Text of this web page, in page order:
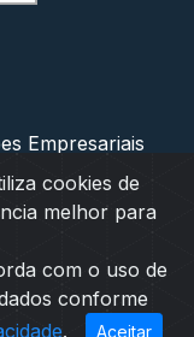
cookies de
melhor para
com o uso de
conforme
. Aceitar
Empresariais